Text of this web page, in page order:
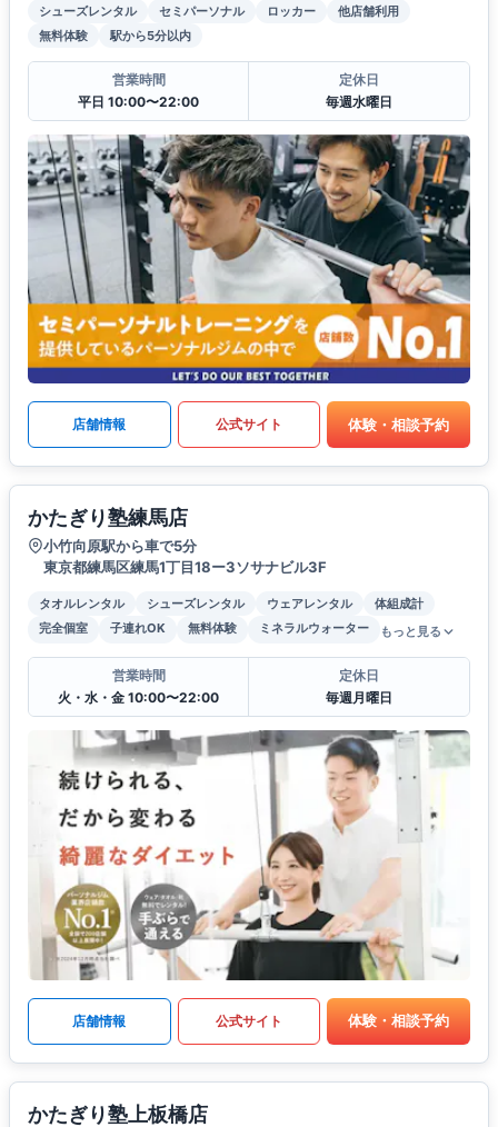
シューズレンタル セミパーソナル ロッカー
他店舗利用
無料体験
駅から5分以内
営業時間
平日 10:00〜22:00
定休日
毎週水曜日
店舗情報 公式サイト 体験・相談予約
かたぎり塾練馬店
小竹向原駅から車で5分
東京都練馬区練馬1丁目18ー3ソサナビル3F
タオルレンタル シューズレンタル ウェアレンタル
体組成計
完全個室
子連れOK 無料体験 ミネラルウォーター もっと見る
営業時間
火・水・金 10:00〜22:00
定休日
毎週月曜日
店舗情報 公式サイト 体験・相談予約
かたぎり塾上板橋店